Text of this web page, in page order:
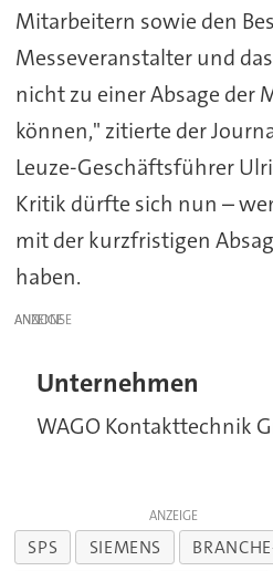
Mitarbeitern sowie den
Messeveranstalter und
nicht zu einer Absage der
können," zitierte der
Leuze-Geschäftsführer
Kritik dürfte sich nun –
mit der kurzfristigen
haben.
ANZEIGE
Unternehmen
WAGO Kontakttechnik
ANZEIGE
SPS SIEMENS